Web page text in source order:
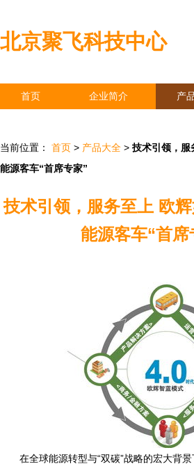
北京聚飞科技中心
首页 企业简介 产
当前位置： 首页 > 产品大全 > 技术引领，服
能源客车“首席专家”
技术引领，服务至上 欧
能源客车“首席
在全球能源转型与“双碳”战略的宏大背